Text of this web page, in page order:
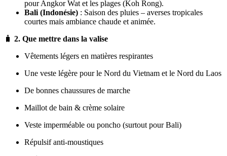
Conseils de voyage pour l’Asie du Sud-Est en janvier:
Vietnam (Nord)
: Frais et sec – idéal pour Hanoï, la baie
d’Ha Long, Sapa (10–20°C). Prévoir des vêtements chauds
pour les zones montagneuses.
Vietnam (Centre & Sud): Ensoleillé et sec – parfait pour Da
Nang, Hoi An, Nha Trang, Phu Quoc, Ho Chi Minh-Ville.
pour Bangkok, Chiang Mai, Phuket, Krabi.
sont parfaits à visiter.
pour Angkor Wat et les plages (Koh Rong).